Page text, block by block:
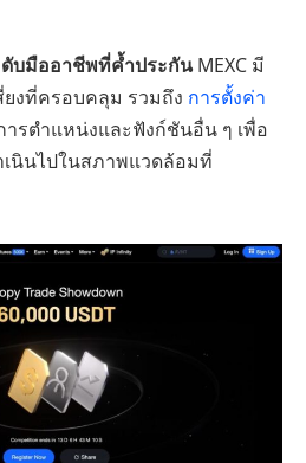
บมืออาชีพที่ค้ำประกัน MEXC มี
งที่ครอบคลุม รวมถึง การตั้งค่า
ารตำแหน่งและฟังก์ชันอื่น ๆ เพื่อ
นินไปในสภาพแวดล้อมที่